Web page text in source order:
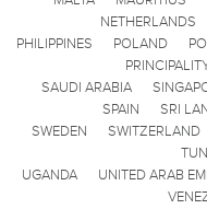
NETHERLANDS
PHILIPPINES
POLAND
SAUDI ARABIA
SPAIN
SRI
SWEDEN
SWITZERLAND
UGANDA
UNITED ARAB